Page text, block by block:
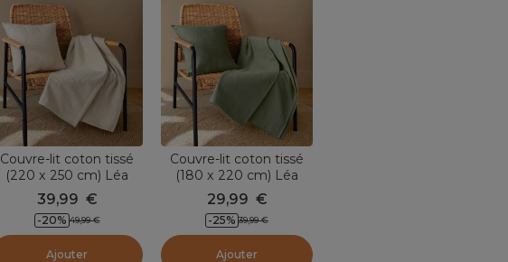
Couvre-lit coton tissé
(220 x 250 cm) Léa
Beige pampa
39,99 €
-20% 49,99 €
Ajouter
Couvre-lit coton tissé
(180 x 220 cm) Léa
Vert romarin
29,99 €
-25% 39,99 €
Ajouter